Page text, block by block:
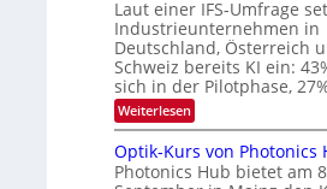
r
b
e
i
t
u
n
g
r
k
e
s
W
a
c
h
s
t
u
W
E
-
H
e
r
a
e
u
s
-
Laut einer IFS-Umfrage
Industrieunternehmen in
Deutschland, Österreich
Schweiz bereits KI ein:
sich in der Pilotphase,
Weiterlesen:
K
-
E
Optik-Kurs von Photonics
Photonics Hub bietet am